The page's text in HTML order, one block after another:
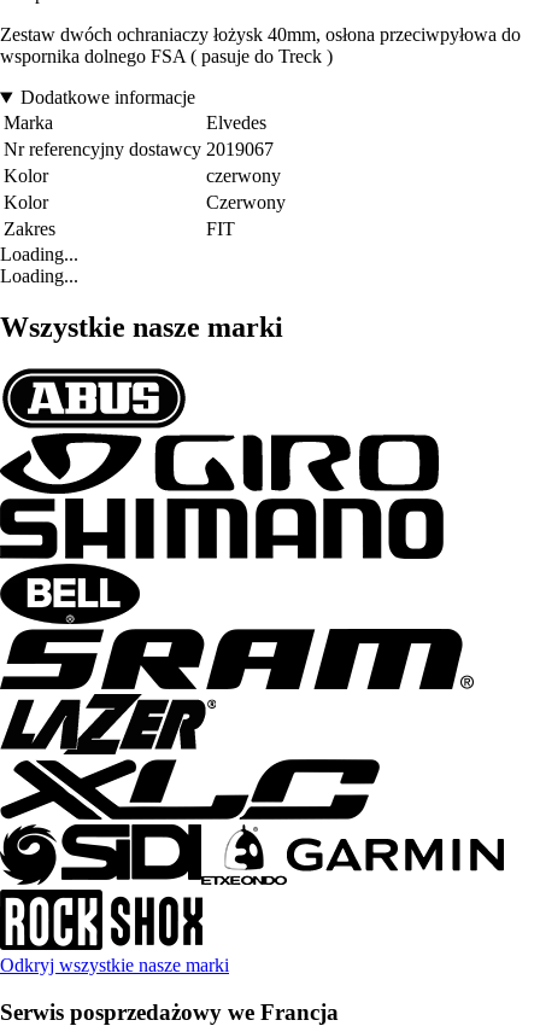
Zestaw dwóch ochraniaczy łożysk 40mm, osłona przeciwpyłowa do
wspornika dolnego FSA ( pasuje do Treck )
Dodatkowe informacje
Marka
Elvedes
Nr referencyjny dostawcy 2019067
Kolor
czerwony
Kolor
Czerwony
Zakres
FIT
Loading...
Loading...
Wszystkie nasze marki
Odkryj wszystkie nasze marki
Serwis posprzedażowy we Francja